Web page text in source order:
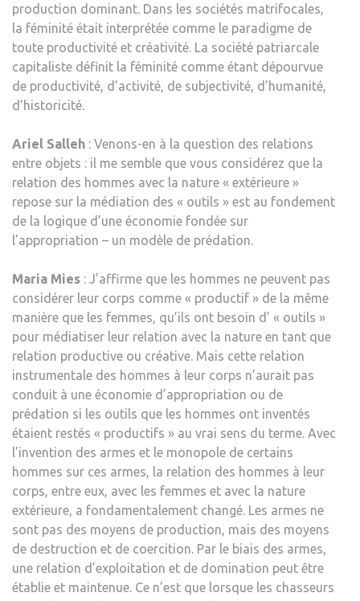
production dominant. Dans les sociétés matrifocales,
la féminité était interprétée comme le paradigme de
toute productivité et créativité. La société patriarcale
capitaliste définit la féminité comme étant dépourvue
de productivité, d’activité, de subjectivité, d’humanité,
d’historicité.
Ariel Salleh : Venons-en à la question des relations
entre objets : il me semble que vous considérez que la
relation des hommes avec la nature « extérieure »
repose sur la médiation des « outils » est au fondement
de la logique d’une économie fondée sur
l’appropriation – un modèle de prédation.
Maria Mies : J’affirme que les hommes ne peuvent pas
considérer leur corps comme « productif » de la même
manière que les femmes, qu’ils ont besoin d’ « outils »
pour médiatiser leur relation avec la nature en tant que
relation productive ou créative. Mais cette relation
instrumentale des hommes à leur corps n’aurait pas
conduit à une économie d’appropriation ou de
prédation si les outils que les hommes ont inventés
étaient restés « productifs » au vrai sens du terme. Avec
l’invention des armes et le monopole de certains
hommes sur ces armes, la relation des hommes à leur
corps, entre eux, avec les femmes et avec la nature
extérieure, a fondamentalement changé. Les armes ne
sont pas des moyens de production, mais des moyens
de destruction et de coercition. Par le biais des armes,
une relation d’exploitation et de domination peut être
établie et maintenue. Ce n’est que lorsque les chasseurs